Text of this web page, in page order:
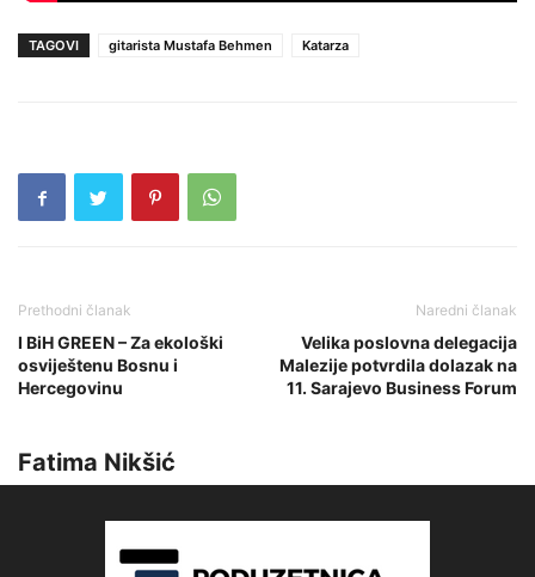
TAGOVI gitarista Mustafa Behmen Katarza
Prethodni članak
I BiH GREEN – Za ekološki
osviještenu Bosnu i
Hercegovinu
Naredni članak
Velika poslovna delegacija
Malezije potvrdila dolazak na
11. Sarajevo Business Forum
Fatima Nikšić